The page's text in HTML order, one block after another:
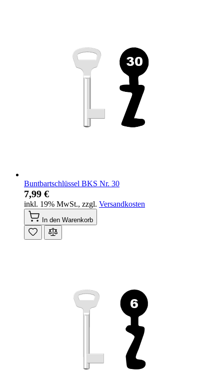
Buntbartschlüssel BKS Nr. 30
7,99 €
inkl. 19% MwSt., zzgl. Versandkosten
In den Warenkorb